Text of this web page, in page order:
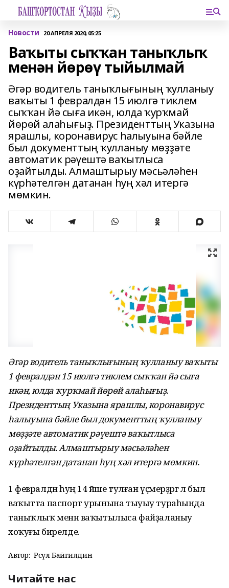
Новости 20 АПРЕЛЯ 2020, 05:25
Ваҡыты сыҡҡан таныҡлыҡ
менән йөрөү тыйылмай
Әгәр водитель таныҡлығының ҡулланыу
ваҡыты 1 февралдән 15 июлгә тиклем
сыҡҡан йә сыға икән, юлда ҡурҡмай
йөрөй алаһығыҙ. Президенттың Указына
ярашлы, коронавирус һалыуына бәйле
был документтың ҡулланыу мөҙҙәте
автоматик рәүештә ваҡытлыса
оҙайтылды. Алмаштырыу мәсьәләһен
күрһәтелгән датанан һуң хәл итергә
мөмкин.
Әгәр водитель таныҡлығының ҡулланыу ваҡыты
1 февралдән 15 июлгә тиклем сыҡҡан йә сыға
икән, юлда ҡурҡмай йөрөй алаһығыҙ.
Президенттың Указына ярашлы, коронавирус
һалыуына бәйле был документтың ҡулланыу
мөҙҙәте автоматик рәүештә ваҡытлыса
оҙайтылды. Алмаштырыу мәсьәләһен
күрһәтелгән датанан һуң хәл итергә мөмкин.
1 февралдән һуң 14 йәше тулған үҫмерҙәргә лә был
ваҡытта паспорт урынына тыуыу тураһында
таныҡлыҡ менән ваҡытылыса файҙаланыу
хоҡуғы бирелде.
Автор: Рәсүл Байгилдин
Читайте нас